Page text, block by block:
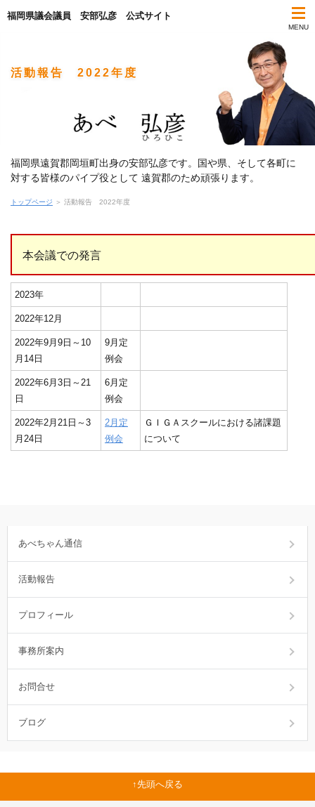
福岡県議会議員 安部弘彦 公式サイト
MENU
活動報告 2022年度
福岡県遠賀郡岡垣町出身の安部弘彦です。国や県、そして各町に
対する皆様のパイプ役として 遠賀郡のため頑張ります。
トップページ ＞ 活動報告 2022年度
本会議での発言
2023年
2022年12月
2022年9月9日～10
月14日
9月定
例会
2022年6月3日～21
日
6月定
例会
2022年2月21日～3
月24日
2月定
例会
ＧＩＧＡスクールにおける諸課題
について
あべちゃん通信
活動報告
プロフィール
事務所案内
お問合せ
ブログ
先頭へ戻る